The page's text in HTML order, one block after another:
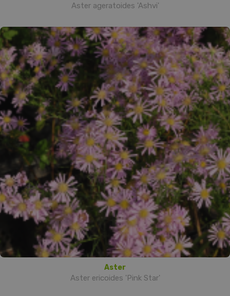
Aster ageratoides 'Ashvi'
Aster
Aster ericoides 'Pink Star'